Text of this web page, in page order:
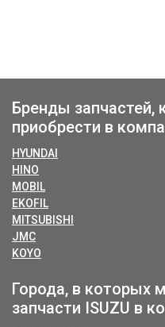
Бренды
приобрести в
HYUNDAI
HINO
MOBIL
EKOFIL
MITSUBISHI
JMC
KOYO
Города, в которых
запчасти ISUZU в